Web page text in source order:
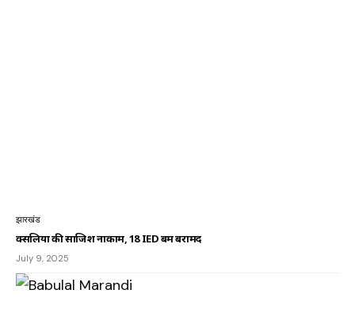
झारखंड
क्सलियों की साजिश नाकाम, 18 IED बम बरामद
July 9, 2025